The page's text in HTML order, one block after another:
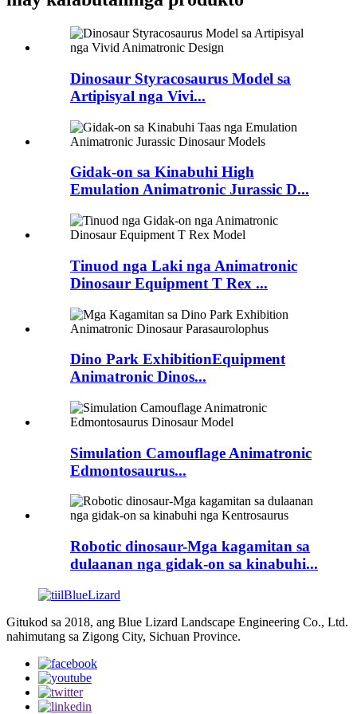
Dinosaur Styracosaurus Model sa
Artipisyal nga Vivi...
Gidak-on sa Kinabuhi High
Emulation Animatronic Jurassic D...
Tinuod nga Laki nga Animatronic
Dinosaur Equipment T Rex ...
Dino Park ExhibitionEquipment
Animatronic Dinos...
Simulation Camouflage Animatronic
Edmontosaurus...
Robotic dinosaur-Mga kagamitan sa
dulaanan nga gidak-on sa kinabuhi...
Gitukod sa 2018, ang Blue Lizard Landscape Engineering Co., Ltd.
nahimutang sa Zigong City, Sichuan Province.